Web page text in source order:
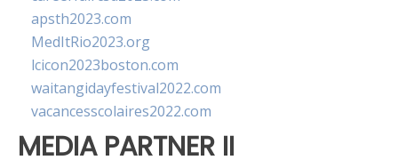
apsth2023.com
MedItRio2023.org
lcicon2023boston.com
waitangidayfestival2022.com
vacancesscolaires2022.com
MEDIA PARTNER II